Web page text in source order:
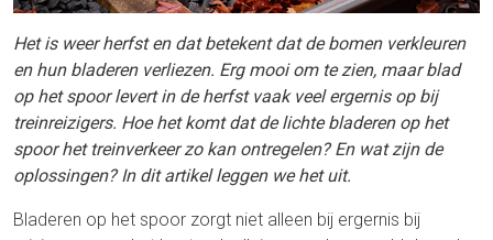
Het is weer herfst en dat betekent dat de bomen verkleuren
en hun bladeren verliezen. Erg mooi om te zien, maar blad
op het spoor levert in de herfst vaak veel ergernis op bij
treinreizigers. Hoe het komt dat de lichte bladeren op het
spoor het treinverkeer zo kan ontregelen? En wat zijn de
oplossingen? In dit artikel leggen we het uit.
Bladeren op het spoor zorgt niet alleen bij ergernis bij